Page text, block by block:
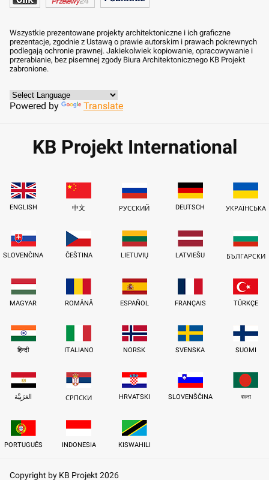
Wszystkie prezentowane projekty architektoniczne i ich graficzne
prezentacje, zgodnie z Ustawą o prawie autorskim i prawach pokrewnych
podlegają ochronie prawnej. Jakiekolwiek kopiowanie, opracowywanie i
przerabianie, bez pisemnej zgody Biura Architektonicznego KB Projekt
zabronione.
Powered by Translate
KB Projekt International
ENGLISH 中文 РУССКИЙ DEUTSCH УКРАЇНСЬКА
SLOVENČINA ČEŠTINA LIETUVIŲ LATVIEŠU БЪЛГАРСКИ
MAGYAR ROMÂNĂ ESPAÑOL FRANÇAIS TÜRKÇE
हिन्दी ITALIANO NORSK SVENSKA SUOMI
العَرَبِيَّة СРПСКИ HRVATSKI SLOVENŠČINA বাংলা
PORTUGUÊS INDONESIA KISWAHILI
Copyright by KB Projekt 2026